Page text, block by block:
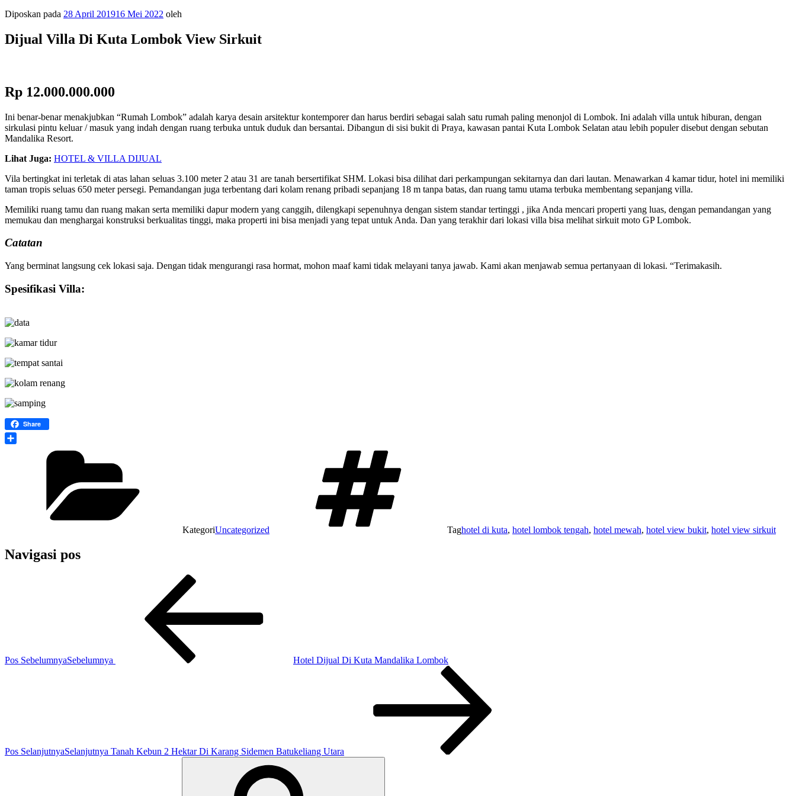
Diposkan pada 28 April 201916 Mei 2022 oleh
Dijual Villa Di Kuta Lombok View Sirkuit
Rp 12.000.000.000
Ini benar-benar menakjubkan “Rumah Lombok” adalah karya desain arsitektur kontemporer dan harus berdiri sebagai salah satu rumah paling menonjol di Lombok. Ini adalah villa untuk hiburan, dengan
sirkulasi pintu keluar / masuk yang indah dengan ruang terbuka untuk duduk dan bersantai. Dibangun di sisi bukit di Praya, kawasan pantai Kuta Lombok Selatan atau lebih populer disebut dengan sebutan
Mandalika Resort.
Lihat Juga: HOTEL & VILLA DIJUAL
Vila bertingkat ini terletak di atas lahan seluas 3.100 meter 2 atau 31 are tanah bersertifikat SHM. Lokasi bisa dilihat dari perkampungan sekitarnya dan dari lautan. Menawarkan 4 kamar tidur, hotel ini memiliki
taman tropis seluas 650 meter persegi. Pemandangan juga terbentang dari kolam renang pribadi sepanjang 18 m tanpa batas, dan ruang tamu utama terbuka membentang sepanjang villa.
Memiliki ruang tamu dan ruang makan serta memiliki dapur modern yang canggih, dilengkapi sepenuhnya dengan sistem standar tertinggi , jika Anda mencari properti yang luas, dengan pemandangan yang
memukau dan menghargai konstruksi berkualitas tinggi, maka properti ini bisa menjadi yang tepat untuk Anda. Dan yang terakhir dari lokasi villa bisa melihat sirkuit moto GP Lombok.
Catatan
Yang berminat langsung cek lokasi saja. Dengan tidak mengurangi rasa hormat, mohon maaf kami tidak melayani tanya jawab. Kami akan menjawab semua pertanyaan di lokasi. “Terimakasih.
Spesifikasi Villa:
Share
KategoriUncategorized Taghotel di kuta, hotel lombok tengah, hotel mewah, hotel view bukit, hotel view sirkuit
Navigasi pos
Pos SebelumnyaSebelumnya Hotel Dijual Di Kuta Mandalika Lombok
Pos SelanjutnyaSelanjutnya Tanah Kebun 2 Hektar Di Karang Sidemen Batukeliang Utara